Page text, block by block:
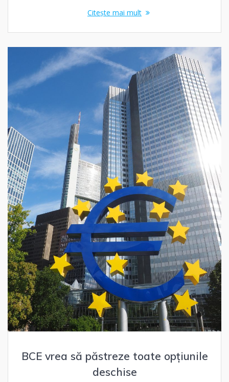
Citește mai mult
BCE vrea să păstreze toate opțiunile
deschise